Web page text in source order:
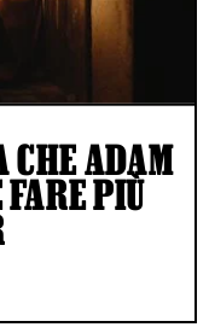
CHE ADAM
PIÙ